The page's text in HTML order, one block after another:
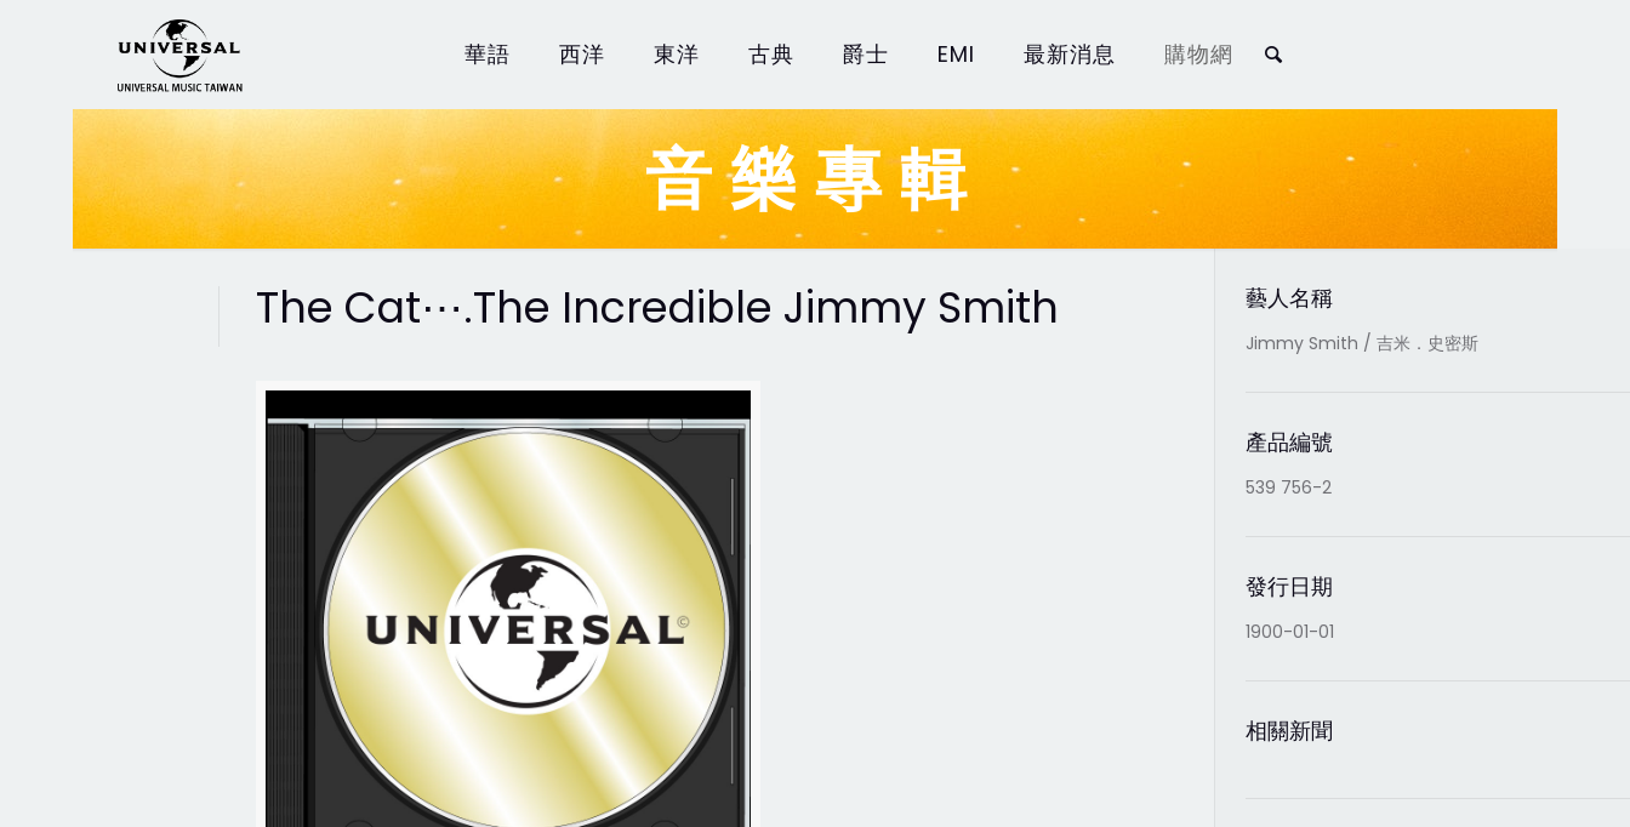
華語 西洋 東洋 古典 爵士 EMI 最新消息 購物網
音樂專輯
The Cat⋯.The Incredible Jimmy Smith 藝人名稱
Jimmy Smith / 吉米．史密斯
產品編號
539 756-2
發行日期
1900-01-01
相關新聞